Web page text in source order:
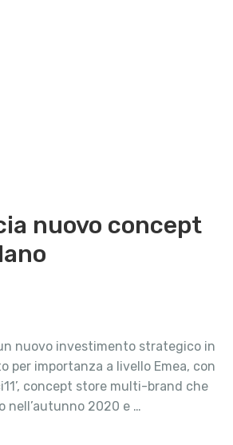
nuovo concept
nuovo investimento strategico in
per importanza a livello Emea, con
concept store multi-brand che
nell’autunno 2020 e …